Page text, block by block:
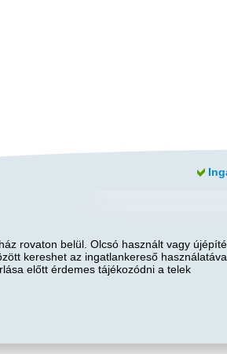
rovaton belül. Olcsó használt vagy
kereshet az ingatlankereső
előtt érdemes tájékozódni a telek